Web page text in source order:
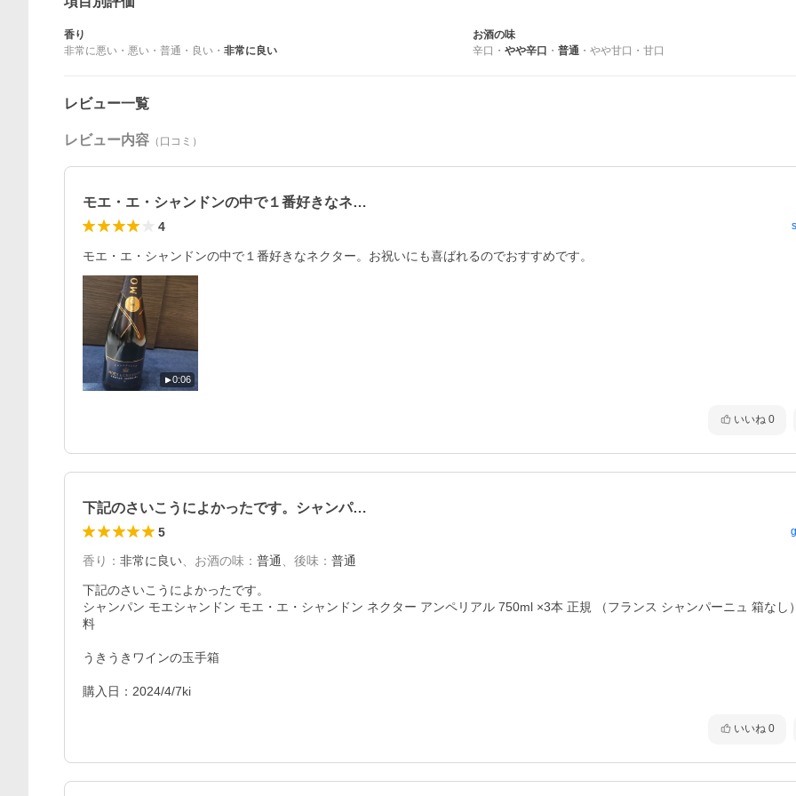
香り
非常に悪い ・ 悪い ・ 普通 ・ 良い ・ 非常に良い
お酒の味
辛口 ・ やや辛口 ・ 普通 ・ やや甘口 ・ 甘口
レビュー一覧
レビュー内容 （口コミ）
モエ・エ・シャンドンの中で１番好きなネ…
4
モエ・エ・シャンドンの中で１番好きなネクター。お祝いにも喜ばれるのでおすすめです。
0:06
いいね 0
下記のさいこうによかったです。シャンパ…
5
香り ： 非常に良い お酒の味 ： 普通 後味 ： 普通
下記のさいこうによかったです。
シャンパン モエシャンドン モエ・エ・シャンドン ネクター アンペリアル 750ml ×3本 正規 （フランス シャンパーニュ 箱なし
料
うきうきワインの玉手箱
購入日：2024/4/7ki
いいね 0